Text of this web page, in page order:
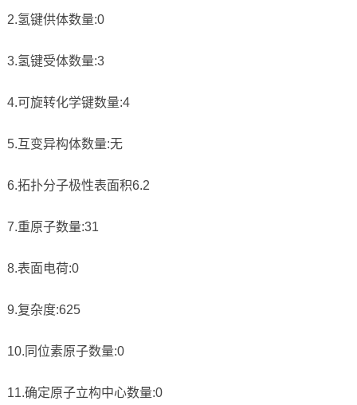
2.氢键供体数量:0
3.氢键受体数量:3
4.可旋转化学键数量:4
5.互变异构体数量:无
6.拓扑分子极性表面积6.2
7.重原子数量:31
8.表面电荷:0
9.复杂度:625
10.同位素原子数量:0
11.确定原子立构中心数量:0